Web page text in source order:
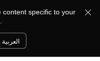
content specific to your
العربية